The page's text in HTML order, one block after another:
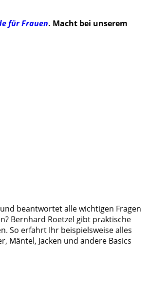
für Frauen. Macht bei unserem
beantwortet alle wichtigen Fragen
Bernhard Roetzel gibt praktische
So erfahrt Ihr beispielsweise alles
Mäntel, Jacken und andere Basics